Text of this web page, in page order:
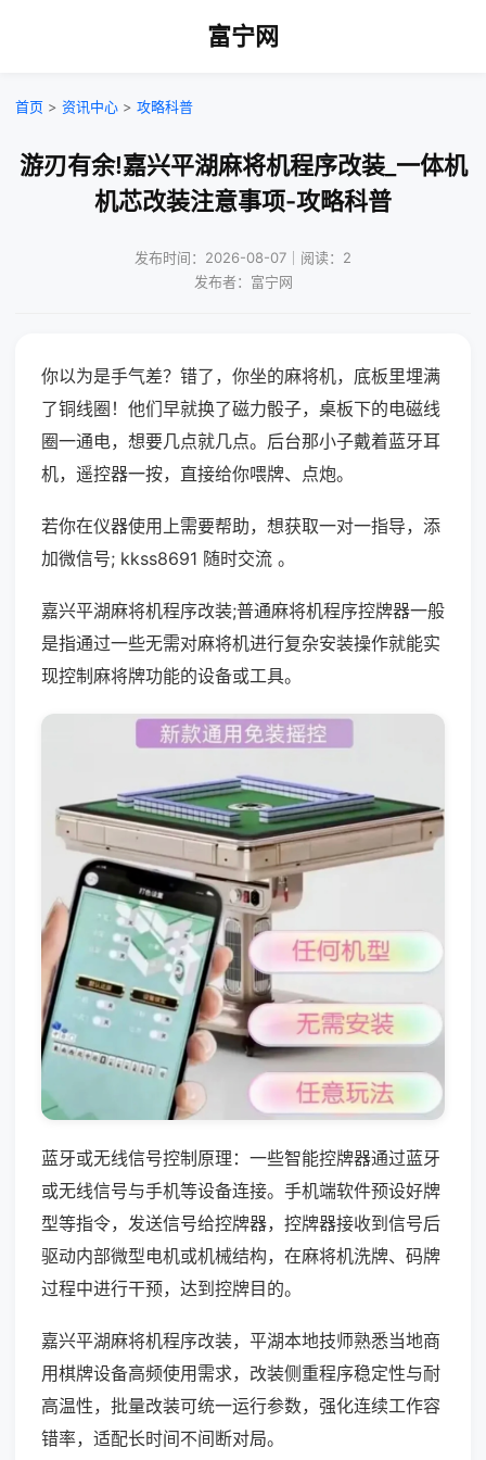
富宁网
首页 > 资讯中心 > 攻略科普
游刃有余!嘉兴平湖麻将机程序改装_一体机
机芯改装注意事项-攻略科普
发布时间：2026-08-07｜阅读：2
发布者：富宁网
你以为是手气差？错了，你坐的麻将机，底板里埋满
了铜线圈！他们早就换了磁力骰子，桌板下的电磁线
圈一通电，想要几点就几点。后台那小子戴着蓝牙耳
机，遥控器一按，直接给你喂牌、点炮。
若你在仪器使用上需要帮助，想获取一对一指导，添
加微信号; kkss8691 随时交流 。
嘉兴平湖麻将机程序改装;普通麻将机程序控牌器一般
是指通过一些无需对麻将机进行复杂安装操作就能实
现控制麻将牌功能的设备或工具。
蓝牙或无线信号控制原理：一些智能控牌器通过蓝牙
或无线信号与手机等设备连接。手机端软件预设好牌
型等指令，发送信号给控牌器，控牌器接收到信号后
驱动内部微型电机或机械结构，在麻将机洗牌、码牌
过程中进行干预，达到控牌目的。
嘉兴平湖麻将机程序改装，平湖本地技师熟悉当地商
用棋牌设备高频使用需求，改装侧重程序稳定性与耐
高温性，批量改装可统一运行参数，强化连续工作容
错率，适配长时间不间断对局。